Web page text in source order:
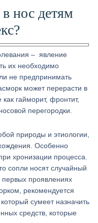
нос детям
– явление
их необходимо
не предпринимать
может перерасти в
гайморит, фронтит,
перегородки.
природы и этиологии,
Особенно
хронизации процесса.
сопли носят случайный
проявлениях
рекомендуется
сумеет назначить
средств, которые